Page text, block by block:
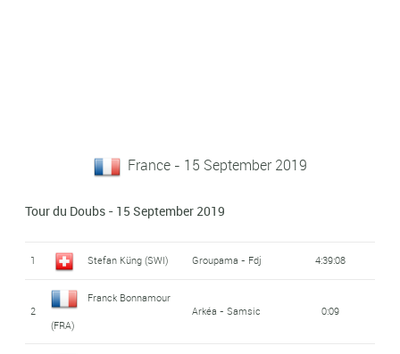
France - 15 September 2019
Tour du Doubs - 15 September 2019
1 Stefan Küng (SWI) Groupama - Fdj 4:39:08
2
Franck Bonnamour
(FRA)
Arkéa - Samsic 0:09